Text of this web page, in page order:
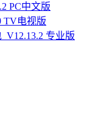
PC中文版
TV电视版
专业版